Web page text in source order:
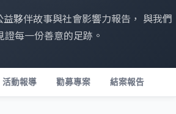
夥伴故事與社會影響力報告， 與我們
證每一份善意的足跡。
活動報導 勸募專案 結案報告